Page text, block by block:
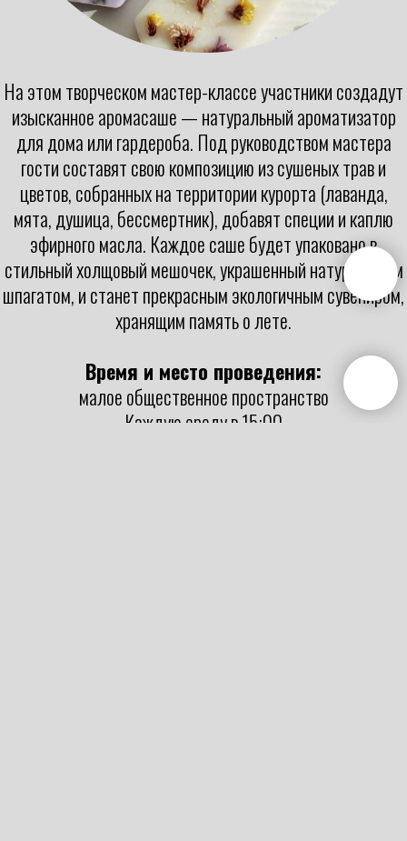
На этом творческом мастер-классе участники создадут
изысканное аромасаше — натуральный ароматизатор
для дома или гардероба. Под руководством мастера
гости составят свою композицию из сушеных трав и
цветов, собранных на территории курорта (лаванда,
мята, душица, бессмертник), добавят специи и каплю
эфирного масла. Каждое саше будет упаковано в
стильный холщовый мешочек, украшенный натуральным
шпагатом, и станет прекрасным экологичным сувениром,
хранящим память о лете.
Время и место проведения:
малое общественное пространство
Каждую среду в 15:00